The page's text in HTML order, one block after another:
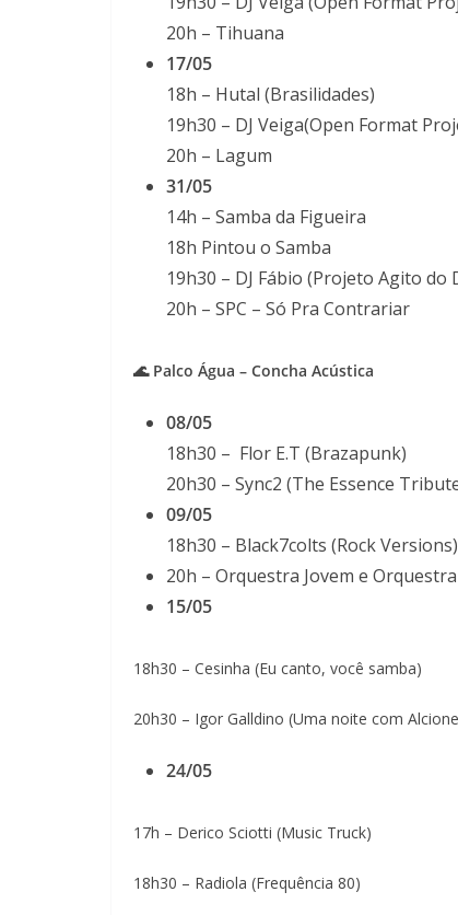
20h – Tihuana
17/05
18h – Hutal (Brasilidades)
19h30 – DJ Veiga(Open Format
20h – Lagum
31/05
14h – Samba da Figueira
18h Pintou o Samba
19h30 – DJ Fábio (Projeto Agito do
20h – SPC – Só Pra Contrariar
🌊 Palco Água – Concha Acústica
08/05
18h30 – Flor E.T (Brazapunk)
20h30 – Sync2 (The Essence
09/05
18h30 – Black7colts (Rock Versions)
20h – Orquestra Jovem e
15/05
18h30 – Cesinha (Eu canto, você samba)
20h30 – Igor Galldino (Uma noite com
24/05
17h – Derico Sciotti (Music Truck)
18h30 – Radiola (Frequência 80)